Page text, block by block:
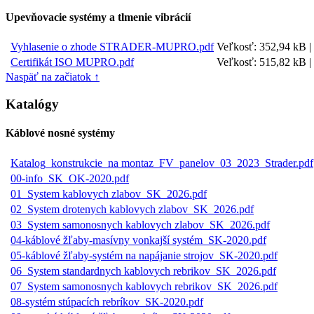
Upevňovacie systémy a tlmenie vibrácií
Vyhlasenie o zhode STRADER-MUPRO.pdf Veľkosť: 352,94 kB |
Certifikát ISO MUPRO.pdf
Veľkosť: 515,82 kB |
Naspäť na začiatok ↑
Katalógy
Káblové nosné systémy
Katalog_konstrukcie_na montaz_FV_panelov_03_2023_Strader.pdf
00-info_SK_OK-2020.pdf
01_System kablovych zlabov_SK_2026.pdf
02_System drotenych kablovych zlabov_SK_2026.pdf
03_System samonosnych kablovych zlabov_SK_2026.pdf
04-káblové žľaby-masívny vonkajší systém_SK-2020.pdf
05-káblové žľaby-systém na napájanie strojov_SK-2020.pdf
06_System standardnych kablovych rebrikov_SK_2026.pdf
07_System samonosnych kablovych rebrikov_SK_2026.pdf
08-systém stúpacích rebríkov_SK-2020.pdf